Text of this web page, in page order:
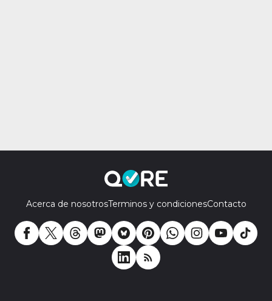
Acerca de nosotrosTerminos y condicionesContacto